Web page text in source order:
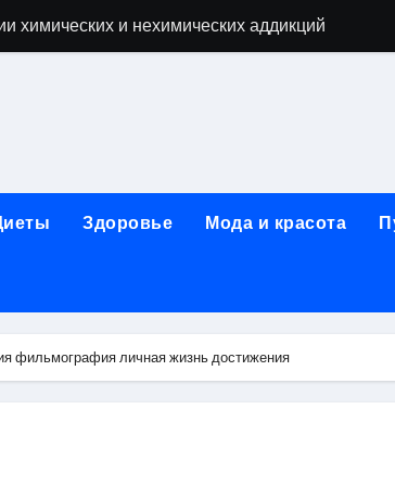
химических и нехимических аддикций
12 шагов, психотерапия, ресоциализация
магазин: организация работы, услуги и
под ключ
крыла одного полёта
Здоровье Мода и красота
фильмография личная жизнь достижения